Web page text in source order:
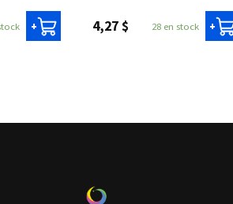
+ 4,27 $ 28 en stock +